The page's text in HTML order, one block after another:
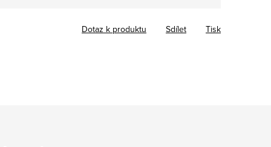
Tisk
Dotaz k produktu Sdílet